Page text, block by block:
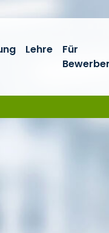
Lehre
Für
Bewerber